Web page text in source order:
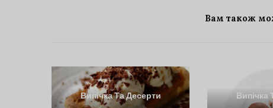
Вам також
Випічка Та Десерти Випічка